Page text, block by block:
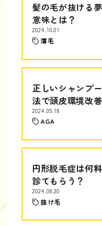
髪の毛が抜ける
意味とは？
2024.10.01
薄毛
正しいシャンプ
法で頭皮環境改善
2024.09.18
AGA
円形脱毛症は何
診てもらう？
2024.08.30
抜け毛